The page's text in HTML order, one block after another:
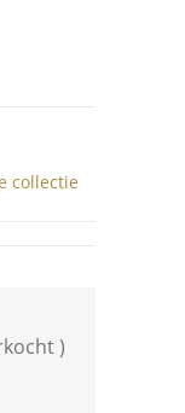
collectie
)